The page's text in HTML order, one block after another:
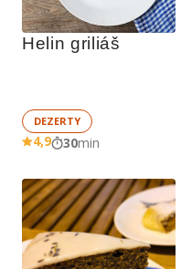
Helin griliáš
DEZERTY
4,9 30min